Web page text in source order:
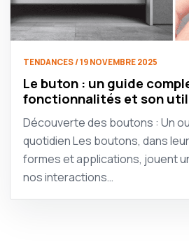
TENDANCES / 19 NOVEMBRE 2025
Le buton : un guide
fonctionnalités et son
Découverte des boutons : Un
quotidien Les boutons, dans
formes et applications, jouent
nos interactions…